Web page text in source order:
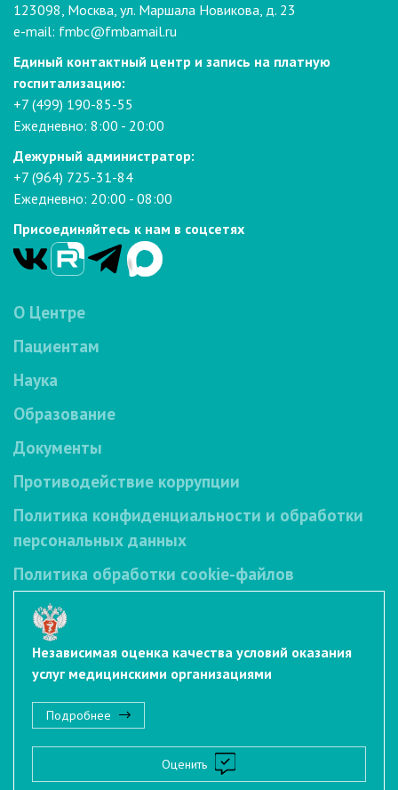
123098, Москва, ул. Маршала Новикова, д. 23
e-mail: fmbc@fmbamail.ru
Единый контактный центр и запись на платную
госпитализацию:
+7 (499) 190-85-55
Ежедневно: 8:00 - 20:00
Дежурный администратор:
+7 (964) 725-31-84
Ежедневно: 20:00 - 08:00
Присоединяйтесь к нам в соцсетях
О Центре
Пациентам
Наука
Образование
Документы
Противодействие коррупции
Политика конфиденциальности и обработки
персональных данных
Политика обработки cookie-файлов
Независимая оценка качества условий оказания
услуг медицинскими организациями
Подробнее
Оценить